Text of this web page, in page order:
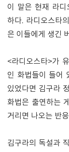
이 말은 현재 라디
하다. 라디오스타
은 이들에게 생긴
<라디오스타>가
인 화법들이 들어
있었다면 김구라
화법은 출연하는
거리면 나오는 반
김구라의 독설과